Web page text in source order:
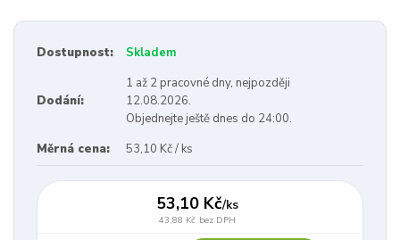
Dostupnost: Skladem
Dodání:
1 až 2 pracovné dny, nejpozději
12.08.2026.
Objednejte ještě dnes do 24:00.
Měrná cena:
53,10 Kč / ks
53,10 Kč/ks
43,88 Kč bez DPH